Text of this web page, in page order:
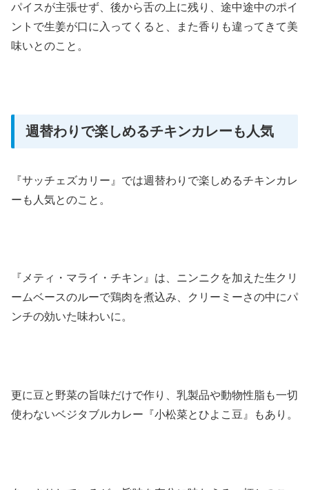
パイスが主張せず、後から舌の上に残り、途中途中のポイ
ントで生姜が口に入ってくると、また香りも違ってきて美
味いとのこと。
週替わりで楽しめるチキンカレーも人気
『サッチェズカリー』では週替わりで楽しめるチキンカレ
ーも人気とのこと。
『メティ・マライ・チキン』は、ニンニクを加えた生クリ
ームベースのルーで鶏肉を煮込み、クリーミーさの中にパ
ンチの効いた味わいに。
更に豆と野菜の旨味だけで作り、乳製品や動物性脂も一切
使わないベジタブルカレー『小松菜とひよこ豆』もあり。